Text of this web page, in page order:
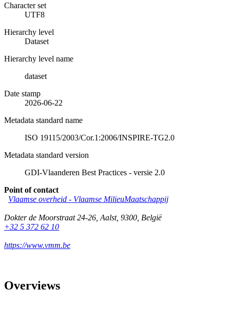
Character set
UTF8
Hierarchy level
Dataset
Hierarchy level name
dataset
Date stamp
2026-06-22
Metadata standard name
ISO 19115/2003/Cor.1:2006/INSPIRE-TG2.0
Metadata standard version
GDI-Vlaanderen Best Practices - versie 2.0
Point of contact
Vlaamse overheid - Vlaamse MilieuMaatschappij
Dokter de Moorstraat 24-26 Aalst, 9300 België
+32 5 372 62 10
https://www.vmm.be
Overviews